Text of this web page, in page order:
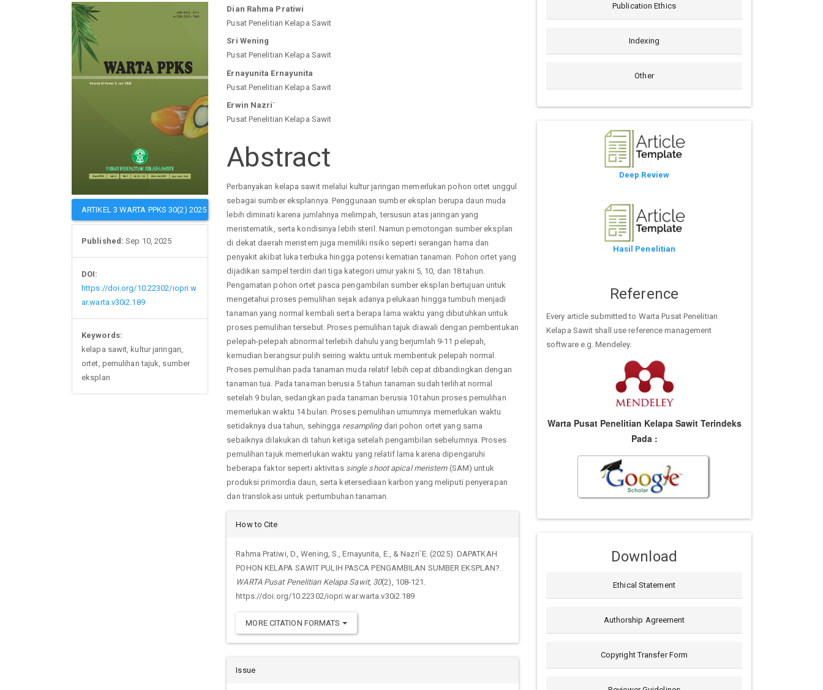
Article
Sidebar
ARTIKEL 3 WARTA PPKS 30(2) 2025
Published: Sep 10, 2025
DOI:
https://doi.org/10.22302/iopri.w
ar.warta.v30i2.189
Keywords:
kelapa sawit, kultur jaringan,
ortet, pemulihan tajuk, sumber
eksplan
Main
Article
Content
Dian Rahma Pratiwi
Pusat Penelitian Kelapa Sawit
Sri Wening
Pusat Penelitian Kelapa Sawit
Ernayunita Ernayunita
Pusat Penelitian Kelapa Sawit
Erwin Nazri`
Pusat Penelitian Kelapa Sawit
Abstract
Perbanyakan kelapa sawit melalui kultur jaringan memerlukan pohon ortet unggul
sebagai sumber eksplannya. Penggunaan sumber eksplan berupa daun muda
lebih diminati karena jumlahnya melimpah, tersusun atas jaringan yang
meristematik, serta kondisinya lebih steril. Namun pemotongan sumber eksplan
di dekat daerah meristem juga memiliki risiko seperti serangan hama dan
penyakit akibat luka terbuka hingga potensi kematian tanaman. Pohon ortet yang
dijadikan sampel terdiri dari tiga kategori umur yakni 5, 10, dan 18 tahun.
Pengamatan pohon ortet pasca pengambilan sumber eksplan bertujuan untuk
mengetahui proses pemulihan sejak adanya pelukaan hingga tumbuh menjadi
tanaman yang normal kembali serta berapa lama waktu yang dibutuhkan untuk
proses pemulihan tersebut. Proses pemulihan tajuk diawali dengan pembentukan
pelepah-pelepah abnormal terlebih dahulu yang berjumlah 9-11 pelepah,
kemudian berangsur pulih seiring waktu untuk membentuk pelepah normal.
Proses pemulihan pada tanaman muda relatif lebih cepat dibandingkan dengan
tanaman tua. Pada tanaman berusia 5 tahun tanaman sudah terlihat normal
setelah 9 bulan, sedangkan pada tanaman berusia 10 tahun proses pemulihan
memerlukan waktu 14 bulan. Proses pemulihan umumnya memerlukan waktu
setidaknya dua tahun, sehingga resamplingdari pohon ortet yang sama
sebaiknya dilakukan di tahun ketiga setelah pengambilan sebelumnya. Proses
pemulihan tajuk memerlukan waktu yang relatif lama karena dipengaruhi
beberapa faktor seperti aktivitas single shoot apical meristem(SAM) untuk
produksi primordia daun, serta ketersediaan karbon yang meliputi penyerapan
dan translokasi untuk pertumbuhan tanaman.
Article
Details
How to Cite
Rahma Pratiwi, D., Wening, S., Ernayunita, E., & Nazri`E. (2025). DAPATKAH
POHON KELAPA SAWIT PULIH PASCA PENGAMBILAN SUMBER EKSPLAN?.
WARTA Pusat Penelitian Kelapa Sawit, 30(2), 108-121.
https://doi.org/10.22302/iopri.war.warta.v30i2.189
MORE CITATION FORMATS
Issue
Publication Ethics
Indexing
Other
Deep Review
Hasil Penelitian
Reference
Every article submitted to Warta Pusat Penelitian
Kelapa Sawit shall use reference management
software e.g. Mendeley.
Warta Pusat Penelitian Kelapa Sawit Terindeks
Pada :
Download
Ethical Statement
Authorship Agreement
Copyright Transfer Form